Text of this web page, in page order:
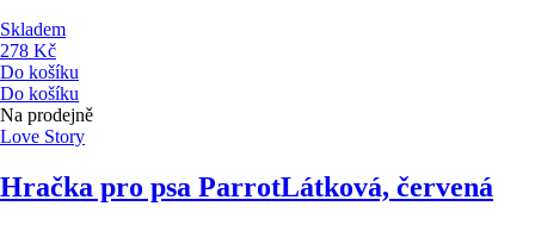
Skladem
278 Kč
Do košíku
Do košíku
Na prodejně
Love Story
Hračka pro psa ParrotLátková, červená